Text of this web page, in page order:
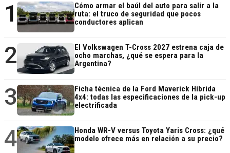
1
Cómo armar el baúl del auto para salir a la
ruta: el truco de seguridad que pocos
conductores aplican
2
El Volkswagen T-Cross 2027 estrena caja de
ocho marchas, ¿qué se espera para la
Argentina?
3
Ficha técnica de la Ford Maverick Híbrida
4x4: todas las especificaciones de la pick-up
electrificada
4
Honda WR-V versus Toyota Yaris Cross: ¿qué
modelo ofrece más en relación a su precio?